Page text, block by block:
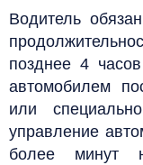
Водитель
позднее 4
автомобилем
или
управление
более минут